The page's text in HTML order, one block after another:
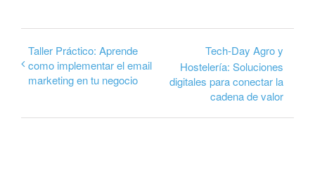
Taller Práctico: Aprende
como implementar el email
marketing en tu negocio
Tech-Day Agro y
Hostelería: Soluciones
digitales para conectar la
cadena de valor